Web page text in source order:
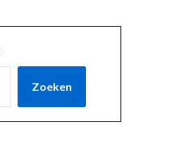
Zoeken